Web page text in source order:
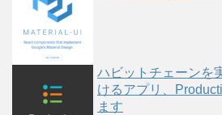
ハビットチェーンを
けるアプリ、
ます